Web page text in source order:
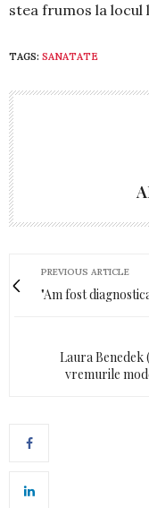
stea frumos la locul
TAGS: SANATATE
PREVIOUS ARTICLE
"Am fost
Laura Benedek
vremurile